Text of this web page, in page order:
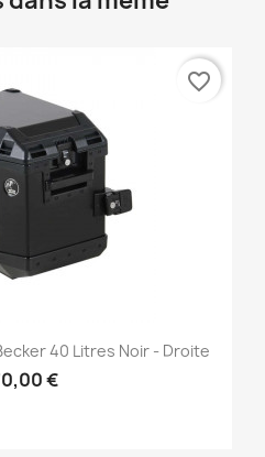
40 Litres Noir - Droite
€
favorite_border